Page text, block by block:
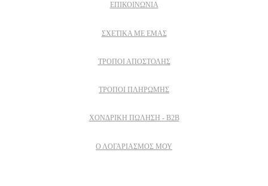
ΕΠΙΚΟΙΝΩΝΙΑ
ΣΧΕΤΙΚΆ ΜΕ ΕΜΆΣ
ΤΡΌΠΟΙ ΑΠΟΣΤΟΛΉΣ
ΤΡΌΠΟΙ ΠΛΗΡΩΜΉΣ
ΧΟΝΔΡΙΚΉ ΠΏΛΗΣΗ - B2B
Ο ΛΟΓΑΡΙΑΣΜΟΣ ΜΟΥ